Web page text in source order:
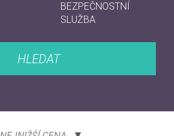
BEZPEČNOSTNÍ
SLUŽBA
HLEDAT